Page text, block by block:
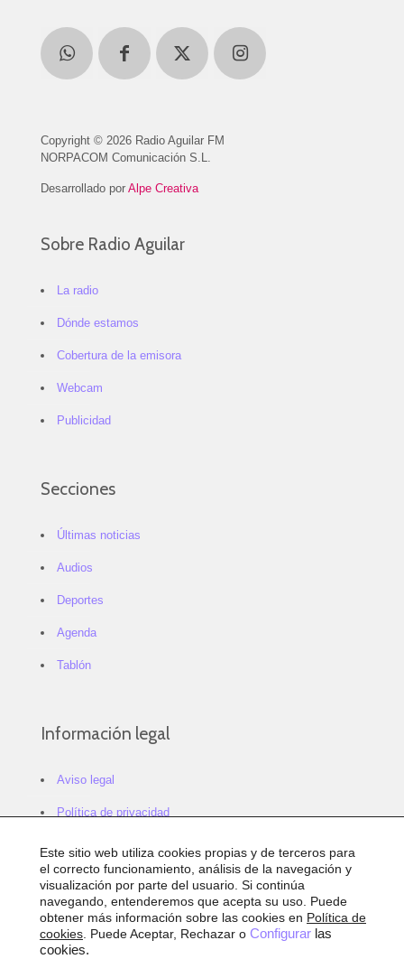
Copyright © 2026 Radio Aguilar FM
NORPACOM Comunicación S.L.
Desarrollado por Alpe Creativa
Sobre Radio Aguilar
La radio
Dónde estamos
Cobertura de la emisora
Webcam
Publicidad
Secciones
Últimas noticias
Audios
Deportes
Agenda
Tablón
Información legal
Aviso legal
Política de privacidad
Política de cookies
Configurar cookies
Sitemap
Accesibilidad
Este sitio web utiliza cookies propias y de terceros para
el correcto funcionamiento, análisis de la navegación y
visualización por parte del usuario. Si continúa
navegando, entenderemos que acepta su uso. Puede
obtener más información sobre las cookies en Política de
cookies . Puede Aceptar, Rechazar o Configurar las
cookies.